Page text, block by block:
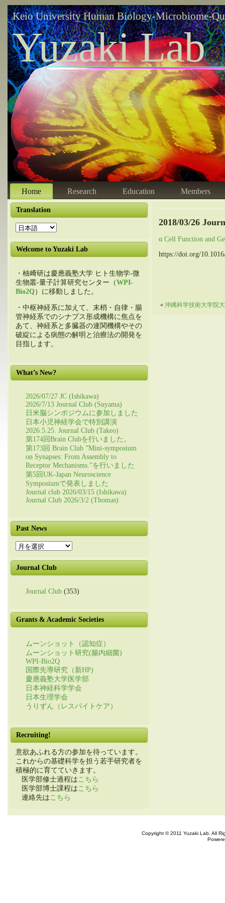
Keio University Human Biology-Microbiome-
Yuzaki Lab
Home Research Education Members
Translation
Welcome to Yuzaki Lab
・柚﨑研は慶應義塾大学 ヒト生物学-微
生物叢-量子計算研究センター（WPI-
Bio2Q）に移動しました。
・中枢神経系に加えて、末梢・自律・腸
管神経系でのシナプス形成機構に焦点を
あて、神経系と多臓器の連関機構やその
破綻による病態の解明と治療法の開発を
目指します。
What’s New?
2026/07/27 JC (Ishikawa)
2026/7/13 Journal Club (Suyama)
日米脳シンポジウムに参加しました
日本小児神経学会で特別講演
2026.5.25. Journal Club (Takeo)
第174回Brain Clubを行いました。
第173回 Brain Club ”Mini-symposium
on Synapses: From Assembly to
Receptor Mechanisms.”を行いました
第5回UK-Japan Neuroscience
Symposiumで発表しました
Journal club 2026/03/15 (Ishikawa)
Journal Club 2026/3/2 (Thomas)
Past News
Past
News
Journal Club
Journal Club (353)
Grants & Academic Societies
ムーンショット（認知症）
ムーンショット研究(腸内細菌)
WPI-Bio2Q
国際先導研究（新HP)
慶應義塾大学医学部
日本神経科学学会
日本生理学会
うりずん（レスパイトケア）
Recruiting!
意欲あふれる方の参加を待っています。
これからの基礎科学を担う若手研究者を
積極的に育てていきます。
医学部修士過程は こちら
医学部博士課程は こちら
連絡先は こちら
2018/03/26
α Cell Function and
https://doi.org/
« 沖縄科学技術大学院
Copyright © 2011 Yuzaki Lab. All